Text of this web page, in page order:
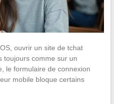
ouvrir un site de tchat
toujours comme sur un
le formulaire de connexion
mobile bloque certains